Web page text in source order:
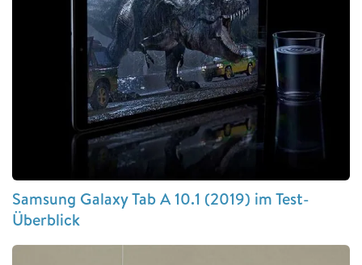
Samsung Galaxy Tab A 10.1 (2019) im Test-
Überblick